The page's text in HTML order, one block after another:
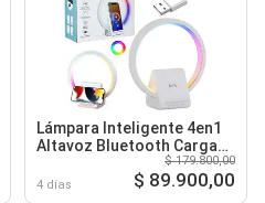
Lámpara Inteligente 4en1
Altavoz Bluetooth Carga
4 días
$ 179.800,00
$ 89.900,00